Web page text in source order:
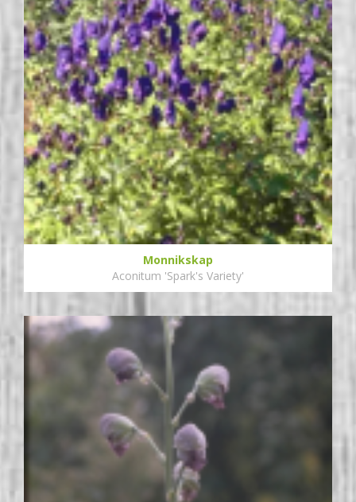
Monnikskap
Aconitum 'Spark's Variety'